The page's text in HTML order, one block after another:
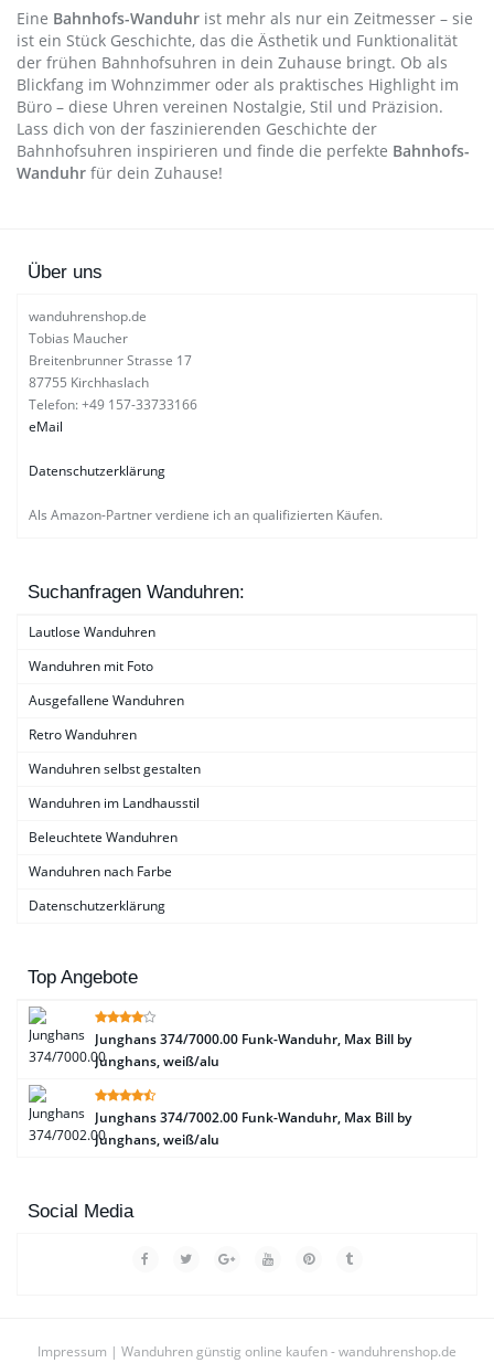
Eine Bahnhofs-Wanduhr ist mehr als nur ein Zeitmesser – sie
ist ein Stück Geschichte, das die Ästhetik und Funktionalität
der frühen Bahnhofsuhren in dein Zuhause bringt. Ob als
Blickfang im Wohnzimmer oder als praktisches Highlight im
Büro – diese Uhren vereinen Nostalgie, Stil und Präzision.
Lass dich von der faszinierenden Geschichte der
Bahnhofsuhren inspirieren und finde die perfekte Bahnhofs-
Wanduhr für dein Zuhause!
Über uns
wanduhrenshop.de
Tobias Maucher
Breitenbrunner Strasse 17
87755 Kirchhaslach
Telefon: +49 157-33733166
eMail
Datenschutzerklärung
Als Amazon-Partner verdiene ich an qualifizierten Käufen.
Suchanfragen Wanduhren:
Lautlose Wanduhren
Wanduhren mit Foto
Ausgefallene Wanduhren
Retro Wanduhren
Wanduhren selbst gestalten
Wanduhren im Landhausstil
Beleuchtete Wanduhren
Wanduhren nach Farbe
Datenschutzerklärung
Top Angebote
Junghans 374/7000.00 Funk-Wanduhr, Max Bill by
Junghans, weiß/alu
Junghans 374/7002.00 Funk-Wanduhr, Max Bill by
Junghans, weiß/alu
Social Media
Impressum | Wanduhren günstig online kaufen - wanduhrenshop.de